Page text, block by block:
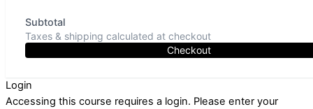
Subtotal
Taxes & shipping calculated at checkout
Checkout
Login
Accessing this course requires a login. Please enter your